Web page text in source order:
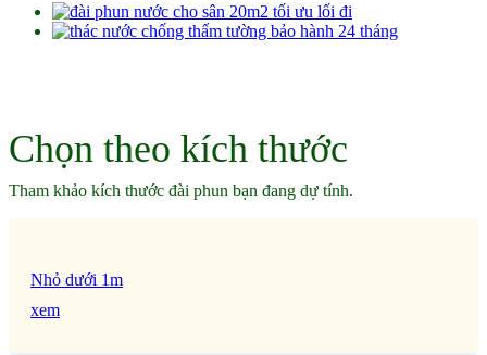
Chọn theo kích thước
Tham khảo kích thước đài phun bạn đang dự tính.
Nhỏ dưới 1m
xem